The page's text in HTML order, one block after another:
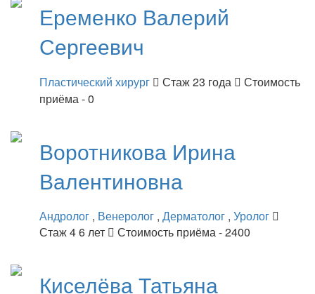
Еременко Валерий
Сергеевич
Пластический хирург Стаж 23 года
Стоимость
приёма - 0
Воротникова Ирина
Валентиновна
Андролог , Венеролог , Дерматолог , Уролог
Стаж 4 6 лет
Стоимость приёма - 2400
КиселёваТатьяна